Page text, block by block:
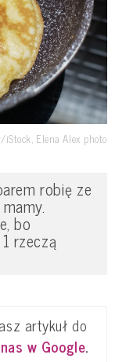
Elena Alex photo
robię ze
bo
rzeczą
artykuł do
w Google.